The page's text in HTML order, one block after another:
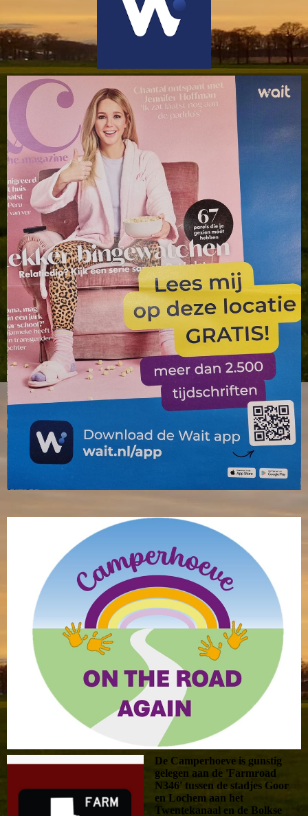
De Camperhoeve is gunstig
gelegen aan de 'Farmroad
N346' tussen de stadjes Goor
en Lochem aan het
Twentekanaal en de Bolkse